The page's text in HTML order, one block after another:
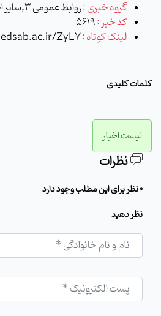
گروه خبری :روابط عمومی 3,سایر اخبار معاونت توسعه
کد خبر :5619
لینک کوتاه :ZyL7
کلمات کلیدی
لیست اخبار
نظرات
0 نظر برای این مطلب وجود دارد
نظر دهید